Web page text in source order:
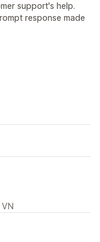
support's help.
response made